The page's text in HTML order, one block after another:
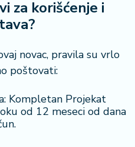
za korišćenje i
novac, pravila su vrlo
poštovati:
Kompletan Projekat
od 12 meseci od dana